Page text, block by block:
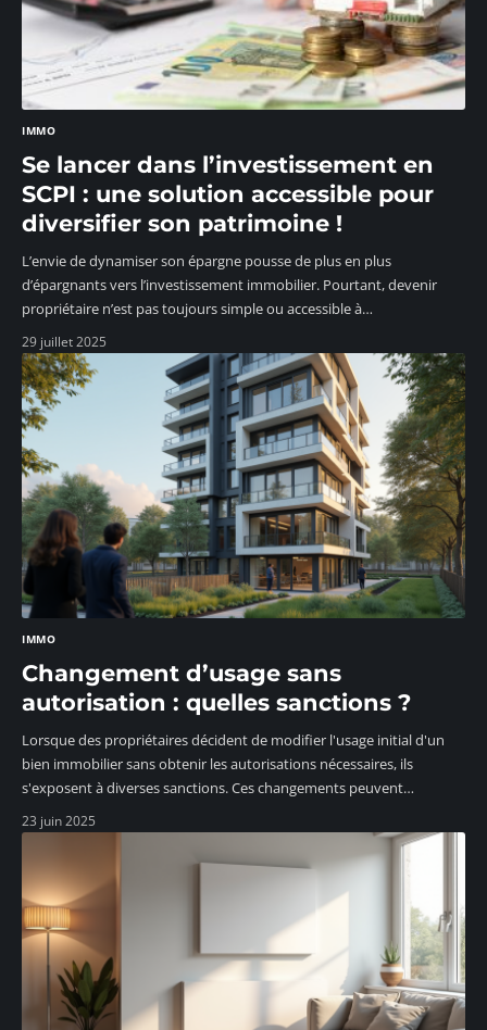
IMMO
Se lancer dans l’investissement en
SCPI : une solution accessible pour
diversifier son patrimoine !
L’envie de dynamiser son épargne pousse de plus en plus
d’épargnants vers l’investissement immobilier. Pourtant, devenir
propriétaire n’est pas toujours simple ou accessible à…
29 juillet 2025
IMMO
Changement d’usage sans
autorisation : quelles sanctions ?
Lorsque des propriétaires décident de modifier l'usage initial d'un
bien immobilier sans obtenir les autorisations nécessaires, ils
s'exposent à diverses sanctions. Ces changements peuvent…
23 juin 2025